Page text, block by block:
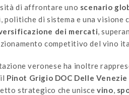
di affrontare uno scenario
politiche di sistema e una
dei mercati,
competitivo del vino
veronese ha inoltre
Pinot Grigio DOC Delle Venezie
strategico che uniscevino,